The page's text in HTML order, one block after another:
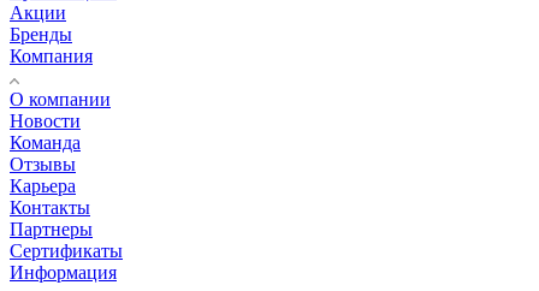
Акции
Бренды
Компания
О компании
Новости
Команда
Отзывы
Карьера
Контакты
Партнеры
Сертификаты
Информация